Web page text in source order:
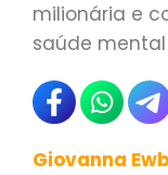
milionária e
saúde
Giovanna